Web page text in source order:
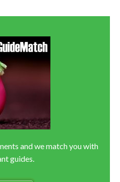
and we match you with
guides.